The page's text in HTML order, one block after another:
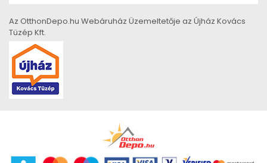
Az OtthonDepo.hu Webáruház Üzemeltetője az Újház Kovács
Tüzép Kft.